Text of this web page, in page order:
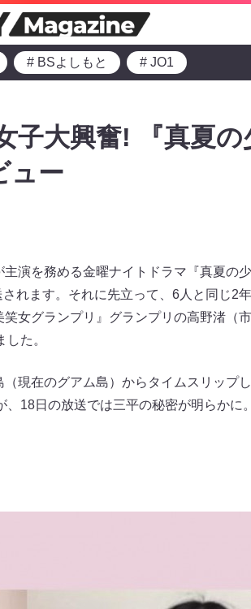
# BSよしもと # JO1
子大興奮! 『真夏
ュー
演を務める金曜ナイトドラマ『真夏の少
れます。それに先立って、6人と同じ2
女グランプリ』グランプリの高野渚（
た。
現在のグアム島）からタイムスリップ
18日の放送では三平の秘密が明らかに